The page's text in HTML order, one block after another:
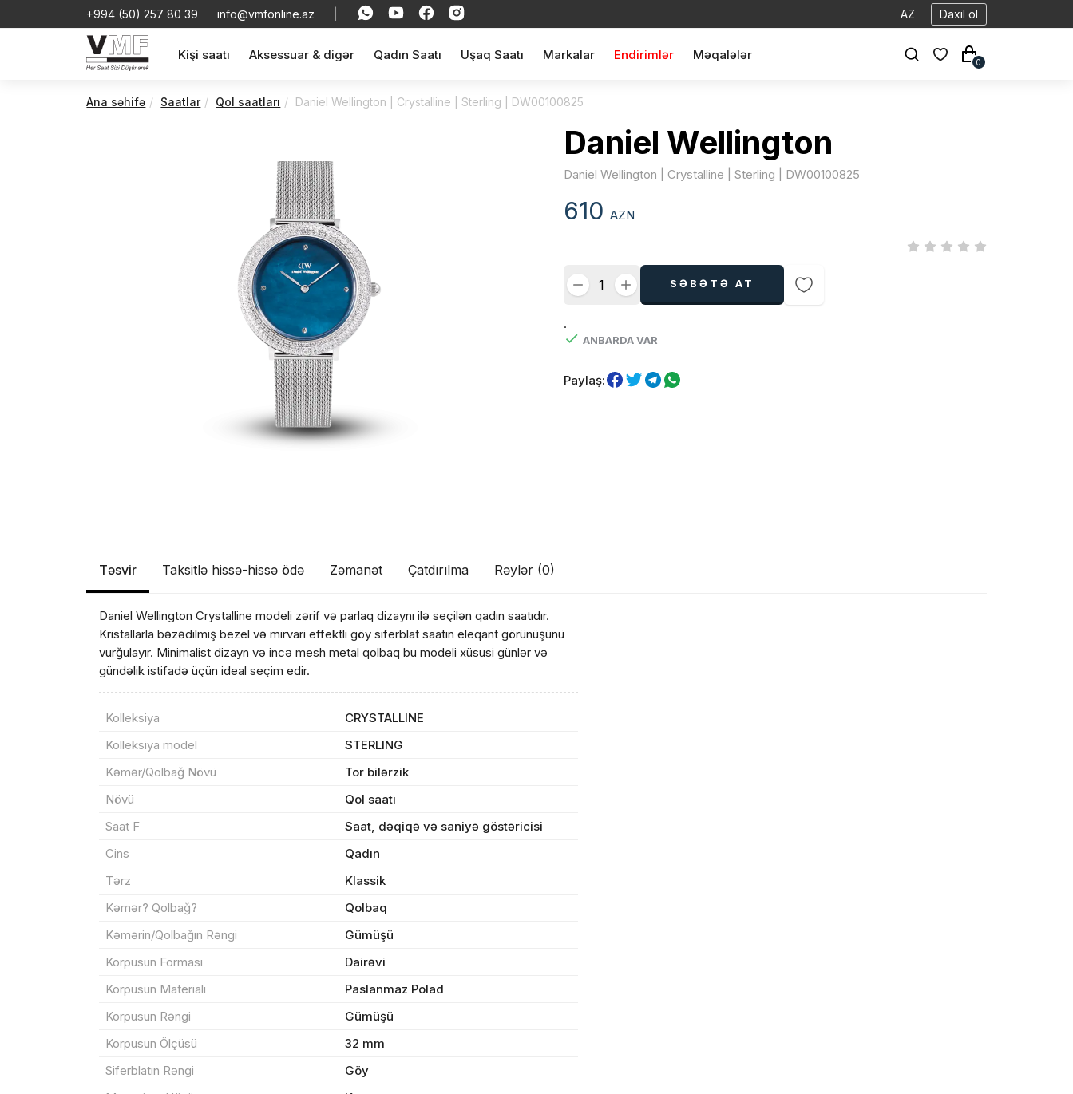
+994 (50) 257 80 39 info@vmfonline.az AZ Daxil ol
Kişi saatı Aksessuar & digər Qadın Saatı Uşaq Saatı Markalar Endirimlər Məqalələr
0
Ana səhifə Saatlar Qol saatları Daniel Wellington | Crystalline | Sterling | DW00100825
Daniel Wellington
Daniel Wellington | Crystalline | Sterling | DW00100825
610 AZN
SƏBƏTƏ AT
.
ANBARDA VAR
Paylaş:
Təsvir Taksitlə hissə-hissə ödə Zəmanət Çatdırılma Rəylər (0)
Daniel Wellington Crystalline modeli zərif və parlaq dizaynı ilə seçilən qadın saatıdır.
Kristallarla bəzədilmiş bezel və mirvari effektli göy siferblat saatın eleqant görünüşünü
vurğulayır. Minimalist dizayn və incə mesh metal qolbaq bu modeli xüsusi günlər və
gündəlik istifadə üçün ideal seçim edir.
Kolleksiya
CRYSTALLINE
Kolleksiya model
STERLING
Kəmər/Qolbağ Növü
Tor bilərzik
Növü
Qol saatı
Saat F
Saat, dəqiqə və saniyə göstəricisi
Cins
Qadın
Tərz
Klassik
Kəmər? Qolbağ?
Qolbaq
Kəmərin/Qolbağın Rəngi
Gümüşü
Korpusun Forması
Dairəvi
Korpusun Materialı
Paslanmaz Polad
Korpusun Rəngi
Gümüşü
Korpusun Ölçüsü
32 mm
Siferblatın Rəngi
Göy
Məhsul(lar) səbətə əlavə edildi
Sifarişin detalları
Məhsul toplam
Yekun məbləğ